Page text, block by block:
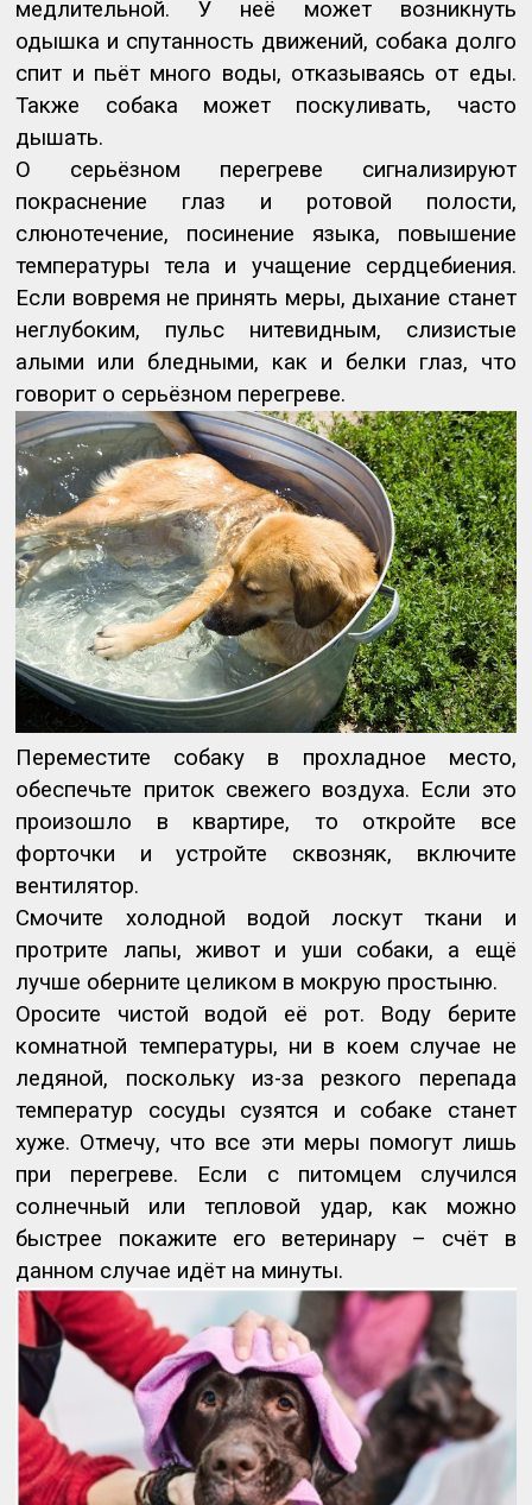
медлительной. У неё может возникнуть
одышка и спутанность движений, собака долго
спит и пьёт много воды, отказываясь от еды.
Также собака может поскуливать, часто
дышать.
О серьёзном перегреве сигнализируют
покраснение глаз и ротовой полости,
слюнотечение, посинение языка, повышение
температуры тела и учащение сердцебиения.
Если вовремя не принять меры, дыхание станет
неглубоким, пульс нитевидным, слизистые
алыми или бледными, как и белки глаз, что
говорит о серьёзном перегреве.
Переместите собаку в прохладное место,
обеспечьте приток свежего воздуха. Если это
произошло в квартире, то откройте все
форточки и устройте сквозняк, включите
вентилятор.
Смочите холодной водой лоскут ткани и
протрите лапы, живот и уши собаки, а ещё
лучше оберните целиком в мокрую простыню.
Оросите чистой водой её рот. Воду берите
комнатной температуры, ни в коем случае не
ледяной, поскольку из-за резкого перепада
температур сосуды сузятся и собаке станет
хуже. Отмечу, что все эти меры помогут лишь
при перегреве. Если с питомцем случился
солнечный или тепловой удар, как можно
быстрее покажите его ветеринару – счёт в
данном случае идёт на минуты.